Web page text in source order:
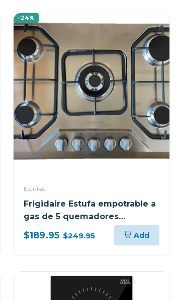
-24%
Estufas
Frigidaire Estufa empotrable a
gas de 5 quemadores
ftgc3050
$189.95 $249.95 Add